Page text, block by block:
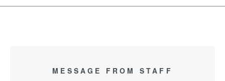
MESSAGE FROM STAFF